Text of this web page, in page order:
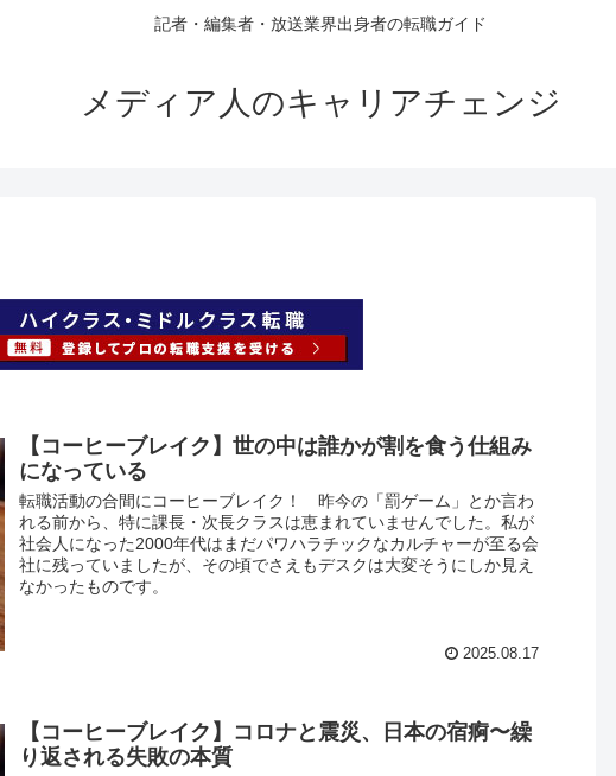
記者・編集者・放送業界出身者の転職ガイド
メディア人のキャリアチェンジ
【コーヒーブレイク】世の中は誰かが割を食う仕組み
になっている
転職活動の合間にコーヒーブレイク！ 昨今の「罰ゲーム」とか言わ
れる前から、特に課長・次長クラスは恵まれていませんでした。私が
社会人になった2000年代はまだパワハラチックなカルチャーが至る会
社に残っていましたが、その頃でさえもデスクは大変そうにしか見え
なかったものです。
2025.08.17
【コーヒーブレイク】コロナと震災、日本の宿痾〜繰
り返される失敗の本質